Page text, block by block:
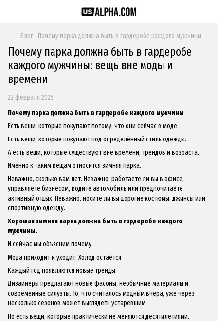
Блог Почему парка должна быть в гардеробе каждого мужчины
Почему парка должна быть в гардеробе
каждого мужчины: вещь вне моды и
времени
22 февраля 2025
Почему парка должна быть в гардеробе каждого мужчины
Есть вещи, которые покупают потому, что они сейчас в моде.
Есть вещи, которые покупают под определённый стиль одежды.
А есть вещи, которые существуют вне времени, трендов и возраста.
Именно к таким вещам относится зимняя парка.
Неважно, сколько вам лет. Неважно, работаете ли вы в офисе,
управляете бизнесом, водите автомобиль или предпочитаете
активный отдых. Неважно, носите ли вы дорогие костюмы, джинсы или
спортивную одежду.
Хорошая зимняя парка должна быть в гардеробе каждого
мужчины.
И сейчас мы объясним почему.
Мода приходит и уходит. Холод остаётся
Каждый год появляются новые тренды.
Дизайнеры предлагают новые фасоны, необычные материалы и
современные силуэты. То, что считалось модным вчера, уже через
несколько сезонов может выглядеть устаревшим.
Но есть вещи, которые практически не меняются десятилетиями.